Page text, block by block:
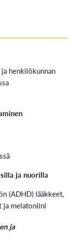
henkilökunnan
ja nuorilla
(ADHD) lääkkeet,
ja melatoniini
ja